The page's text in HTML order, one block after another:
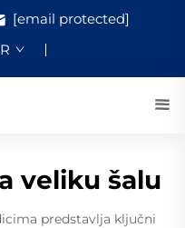
[email protected]
veliku šalu
predstavlja ključni